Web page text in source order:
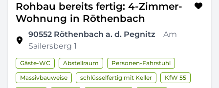
Rohbau bereits fertig: 4-Zimmer-
Wohnung in Röthenbach
90552 Röthenbach a. d. Pegnitz
Am
Sailersberg 1
Gäste-WC Abstellraum
Personen-Fahrstuhl
Massivbauweise
schlüsselfertig mit Keller
KfW 55